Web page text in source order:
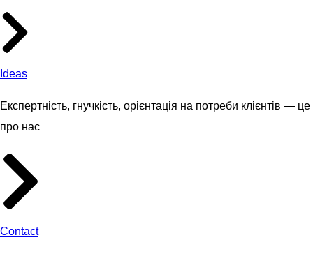
Ideas
Експертність, гнучкість, орієнтація на потреби клієнтів — це
про нас
Contact